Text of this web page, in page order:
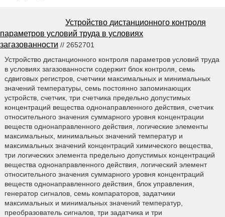
Устройство дистанционного контроля
параметров условий труда в условиях
загазованности // 2652701
Устройство дистанционного контроля параметров условий труда
в условиях загазованности содержит блок контроля, семь
сдвиговых регистров, счетчики максимальных и минимальных
значений температуры, семь постоянно запоминающих
устройств, счетчик, три счетчика предельно допустимых
концентраций вещества однонаправленного действия, счетчик
относительного значения суммарного уровня концентрации
веществ однонаправленного действия, логические элементы
максимальных, минимальных значений температур и
максимальных значений концентраций химического вещества,
три логических элемента предельно допустимых концентраций
вещества однонаправленного действия, логический элемент
относительного значения суммарного уровня концентраций
веществ однонаправленного действия, блок управления,
генератор сигналов, семь компараторов, задатчики
максимальных и минимальных значений температур,
преобразователь сигналов, три задатчика и три